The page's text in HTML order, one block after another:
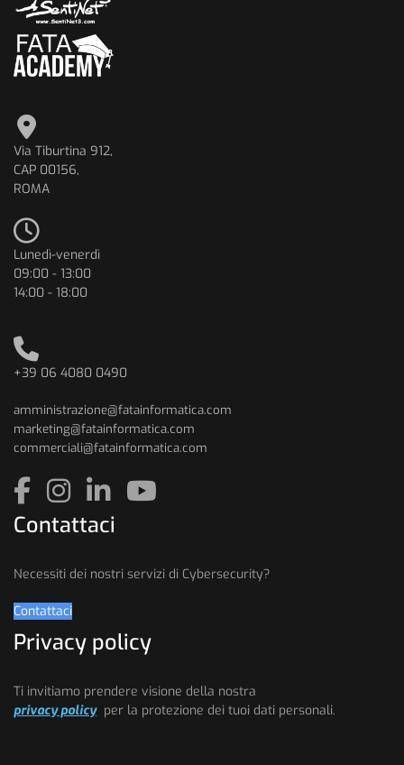
Via Tiburtina 912,
CAP 00156,
ROMA
Lunedì-venerdì
09:00 - 13:00
14:00 - 18:00
+39 06 4080 0490
amministrazione@fatainformatica.com
marketing@fatainformatica.com
commerciali@fatainformatica.com
Contattaci
Necessiti dei nostri servizi di Cybersecurity?
Contattaci
Privacy policy
Ti invitiamo prendere visione della nostra
privacy policyper la protezione dei tuoi dati personali.